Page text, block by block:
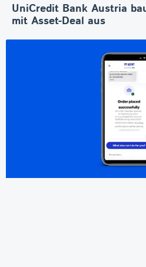
UniCredit Bank Austria
mit Asset-Deal aus